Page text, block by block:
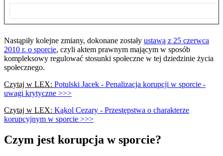
Nastąpiły kolejne zmiany, dokonane zostały ustawą z 25 czerwca
2010 r. o sporcie, czyli aktem prawnym mającym w sposób
kompleksowy regulować stosunki społeczne w tej dziedzinie życia
społecznego.
Czytaj w LEX: Potulski Jacek - Penalizacja korupcji w sporcie -
uwagi krytyczne >>>
Czytaj w LEX: Kąkol Cezary - Przestępstwa o charakterze
korupcyjnym w sporcie >>>
Czym jest korupcja w sporcie?